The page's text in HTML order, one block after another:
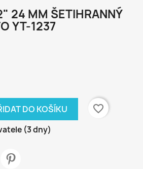
24 MM ŠETIHRANNÝ
YT-1237
DO KOŠÍKU
favorite_border
(3 dny)